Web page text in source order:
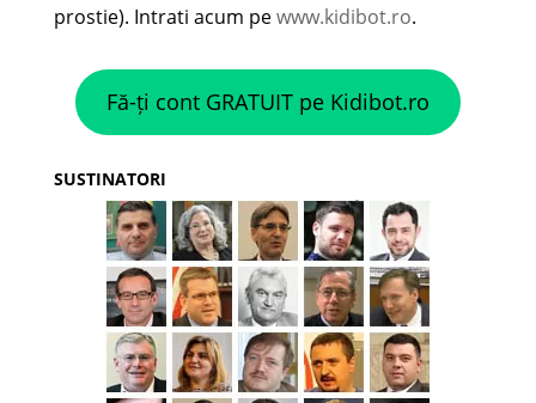
prostie). Intrati acum pewww.kidibot.ro.
Fă-ți cont GRATUIT pe Kidibot.ro
SUSTINATORI